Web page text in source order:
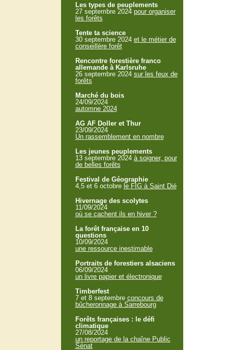
Les types de peuplements
27 septembre 2024 pour organiser
les forêts
Tente ta science
30 septembre 2024 et le métier de
conseillère forêt
Rencontre forestière franco
allemande à Karlsruhe
26 septembre 2024 sur les feux de
forêts
Marché du bois
24/09/2024
automne 2024
AG AF Doller et Thur
23/09/2024
Un rassemblement en nombre
Les jeunes peuplements
13 septembre 2024 à soigner, pour
de belles forêts
Festival de Géographie
4,5 et 6 octobre le FIG à Saint Dié
Hivernage des scolytes
11/09/2024
où se cachent ils en hiver ?
La forêt française en 10
questions
10/09/2024
une ressource inestimable
Portraits de forestiers alsaciens
06/09/2024
un livre papier et électronique
Timberfest
7 et 8 septembre concours de
bûcheronnage à Sarrebourg
Forêts françaises : le défi
climatique
27/08/2024
un reportage de la chaîne Public
Sénat